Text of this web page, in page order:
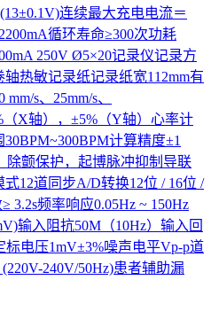
连续最大充电电流＝
循环寿命≥300次功耗
250V Ø5×20记录仪记录方
热敏记录纸记录纸宽112mm有
s、25mm/s、
（X轴），±5%（Y轴）心率计
计算精度±1
除颤保护，起博脉冲抑制导联
12道同步A/D转换12位 / 16位 /
3.2s频率响应0.05Hz ~ 150Hz
输入阻抗50M（10Hz）输入回
电压1mV±3%噪声电平Vp-p道
240V/50Hz)患者辅助漏